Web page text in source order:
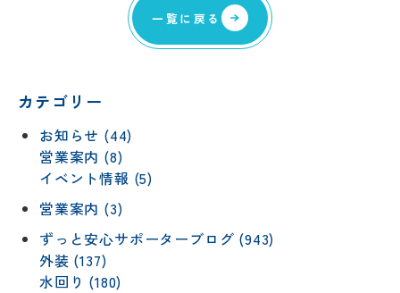
一覧に戻る
カテゴリー
お知らせ (44)
営業案内 (8)
イベント情報 (5)
営業案内 (3)
ずっと安心サポーターブログ (943)
外装 (137)
水回り (180)